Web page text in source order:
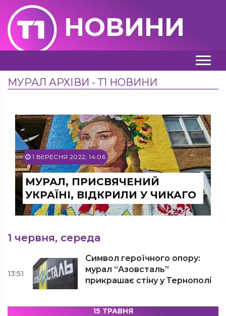
НОВИНИ
МУРАЛ АРХІВИ - Т1 НОВИНИ
1 ВЕРЕСНЯ 2022, 14:06
МУРАЛ, ПРИСВЯЧЕНИЙ
УКРАЇНІ, ВІДКРИЛИ У ЧИКАГО
1 червня, середа
13:51
Символ героїчного опору:
мурал “Азовсталь”
прикрашає стіну у Тернополі
15 ТРАВНЯ